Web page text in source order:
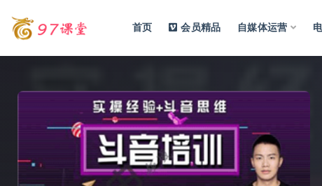
首页 会员精品 自媒体运营